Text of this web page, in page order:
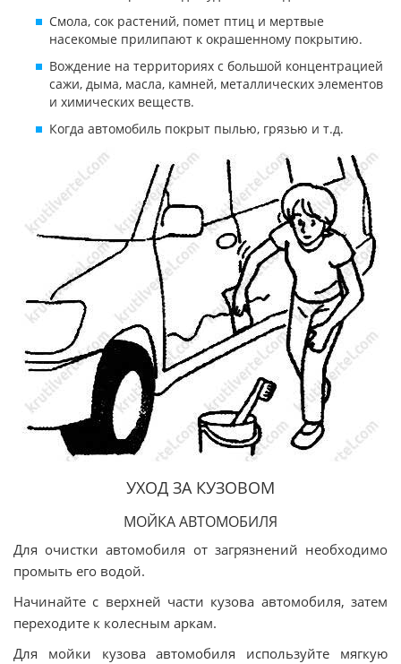
Смола, сок растений, помет птиц и мертвые
насекомые прилипают к окрашенному покрытию.
Вождение на территориях с большой концентрацией
сажи, дыма, масла, камней, металлических элементов
и химических веществ.
Когда автомобиль покрыт пылью, грязью и т.д.
УХОД ЗА КУЗОВОМ
МОЙКА АВТОМОБИЛЯ
Для очистки автомобиля от загрязнений необходимо
промыть его водой.
Начинайте с верхней части кузова автомобиля, затем
переходите к колесным аркам.
Для мойки кузова автомобиля используйте мягкую